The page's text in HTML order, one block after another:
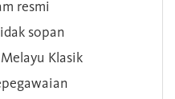
resmi
sopan
Klasik